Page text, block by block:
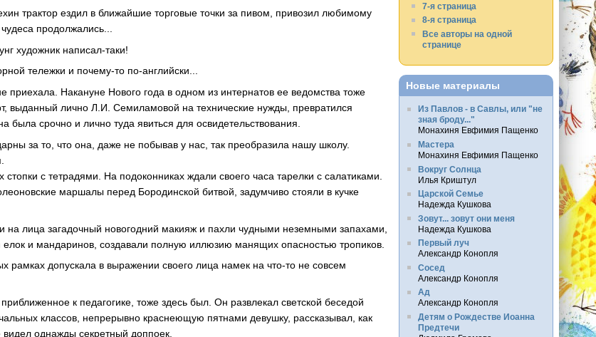
трактор ездил в ближайшие торговые точки за пивом, привозил любимому
продолжались...
художник написал-таки!
тележки и почему-то по-английски...
Накануне Нового года в одном из интернатов ее ведомства тоже
выданный лично Л.И. Семиламовой на технические нужды, превратился
была срочно и лично туда явиться для освидетельствования.
за то, что она, даже не побывав у нас, так преобразила нашу школу.
с тетрадями. На подоконниках ждали своего часа тарелки с салатиками.
маршалы перед Бородинской битвой, задумчиво стояли в кучке
на лица загадочный новогодний макияж и пахли чудными неземными запахами,
и мандаринов, создавали полную иллюзию манящих опасностью тропиков.
рамках допускала в выражении своего лица намек на что-то не совсем
к педагогике, тоже здесь был. Он развлекал светской беседой
классов, непрерывно краснеющую пятнами девушку, рассказывал, как
однажды секретный доппоек.
7-я страница
8-я страница
Все авторы на одной
странице
Новые материалы
Из Павлов - в Савлы, или "не
зная броду..."
Монахиня Евфимия Пащенко
Мастера
Монахиня Евфимия Пащенко
Вокруг Солнца
Илья Криштул
Царской Семье
Надежда Кушкова
Зовут... зовут они меня
Надежда Кушкова
Первый луч
Александр Конопля
Сосед
Александр Конопля
Ад
Александр Конопля
Детям о Рождестве Иоанна
Предтечи